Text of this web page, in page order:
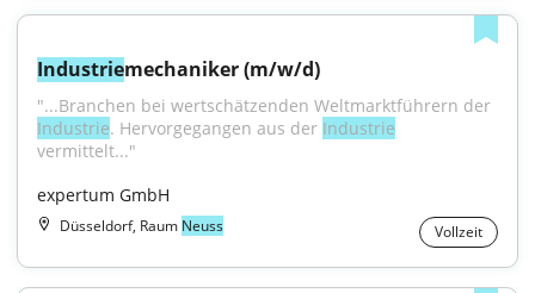
Industriemechaniker (m/w/d)
Industrie. Hervorgegangen aus der Industrie
vermittelt..."
expertum GmbH
Düsseldorf, Raum Neuss Vollzeit